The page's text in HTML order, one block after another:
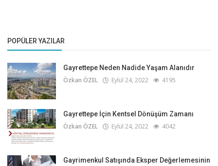
POPÜLER YAZILAR
Gayrettepe Neden Nadide Yaşam Alanıdır
Özkan ÖZEL Eylül 24, 2022 4195
Gayrettepe İçin Kentsel Dönüşüm Zamanı
Özkan ÖZEL Eylül 24, 2022 4042
Gayrimenkul Satışında Eksper Değerlemesinin